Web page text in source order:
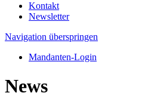
Kontakt
Newsletter
Navigation überspringen
Mandanten-Login
News